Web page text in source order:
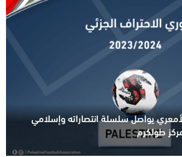
يواصل سلسلة انتصاراته وإسلامي
طولكرم